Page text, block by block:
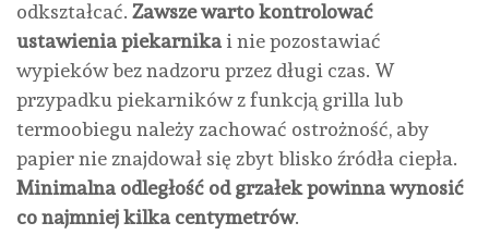
odkształcać. Zawsze warto kontrolować
ustawienia piekarnikai nie pozostawiać
wypieków bez nadzoru przez długi czas. W
przypadku piekarników z funkcją grilla lub
termoobiegu należy zachować ostrożność, aby
papier nie znajdował się zbyt blisko źródła ciepła.
Minimalna odległość od grzałek powinna wynosić
co najmniej kilka centymetrów.